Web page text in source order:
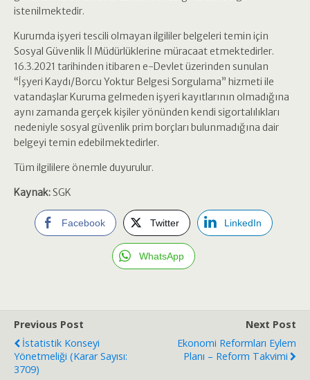
istenilmektedir.
Kurumda işyeri tescili olmayan ilgililer belgeleri temin için
Sosyal Güvenlik İl Müdürlüklerine müracaat etmektedirler.
16.3.2021 tarihinden itibaren e-Devlet üzerinden sunulan
“İşyeri Kaydı/Borcu Yoktur Belgesi Sorgulama” hizmeti ile
vatandaşlar Kuruma gelmeden işyeri kayıtlarının olmadığına
aynı zamanda gerçek kişiler yönünden kendi sigortalılıkları
nedeniyle sosyal güvenlik prim borçları bulunmadığına dair
belgeyi temin edebilmektedirler.
Tüm ilgililere önemle duyurulur.
Kaynak:SGK
Facebook Twitter LinkedIn
WhatsApp
Previous Post
İstatistik Konseyi
Yönetmeliği (Karar Sayısı:
3709)
Next Post
Ekonomi Reformları Eylem
Planı – Reform Takvimi